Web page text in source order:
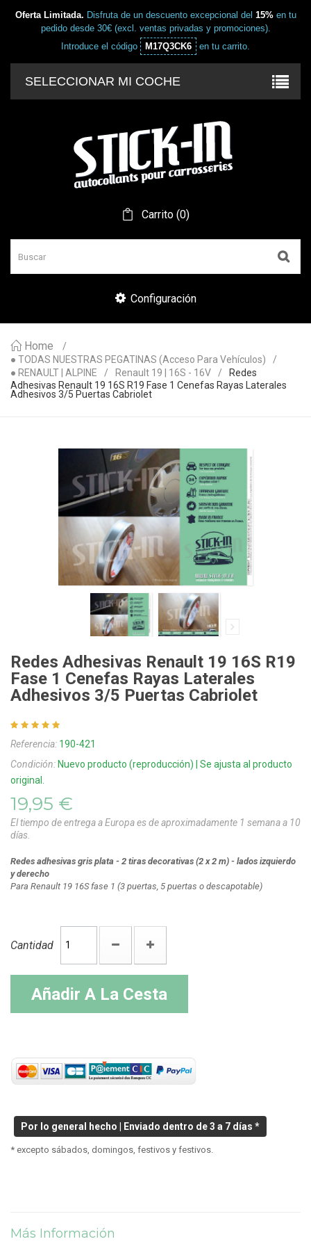
Oferta Limitada. Disfruta de un descuento excepcional del 15%en tu
pedido desde 30€ (excl. ventas privadas y promociones).
Introduce el código
M17Q3CK6 en tu carrito.
SELECCIONAR MI COCHE
Carrito (0)
Configuración
Home
● TODAS NUESTRAS PEGATINAS (acceso Para Vehículos)
● RENAULT | ALPINE
Renault 19 | 16S - 16V
Redes
Adhesivas Renault 19 16S R19 Fase 1 Cenefas Rayas Laterales
Adhesivos 3/5 Puertas Cabriolet
Redes Adhesivas Renault 19 16S R19
Fase 1 Cenefas Rayas Laterales
Adhesivos 3/5 Puertas Cabriolet
Referencia: 190-421
Condición: Nuevo producto (reproducción) | Se ajusta al producto
original.
19,95 €
El tiempo de entrega a Europa es de aproximadamente 1 semana a 10
días.
Redes adhesivas gris plata - 2 tiras decorativas (2 x 2 m) - lados izquierdo
y derecho
Para Renault 19 16S fase 1 (3 puertas, 5 puertas o descapotable)
Cantidad
Añadir A La Cesta
Por lo general hecho | Enviado dentro de 3 a 7 días *
* excepto sábados, domingos, festivos y festivos.
Más Información